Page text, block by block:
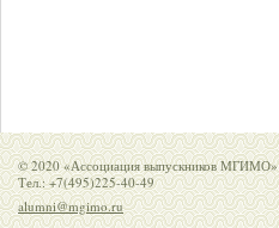
© 2020 «Ассоциация выпускников МГИМО»
Тел.: +7(495)225-40-49
alumni@mgimo.ru